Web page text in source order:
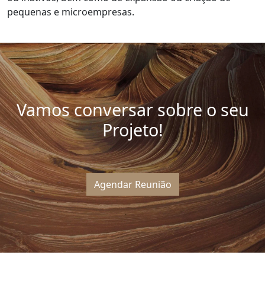
pequenas e microempresas.
Vamos conversar sobre o seu
Projeto!
Agendar Reunião